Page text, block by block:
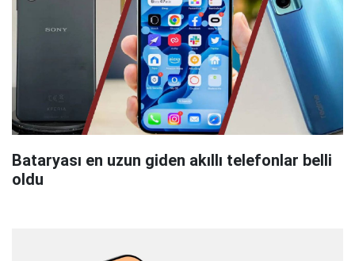
Bataryası en uzun giden akıllı telefonlar belli
oldu